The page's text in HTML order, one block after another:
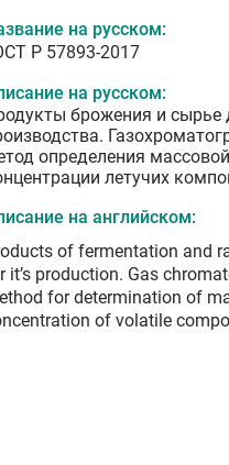
на русском:
Р 57893-2017
на русском:
брожения и сырье
определения массовой
летучих
на английском:
of fermentation and
it’s production. Gas
for determination of
of volatile